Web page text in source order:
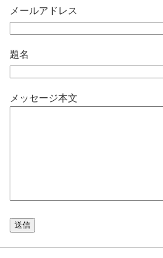
メールアドレス
題名
メッセージ本文